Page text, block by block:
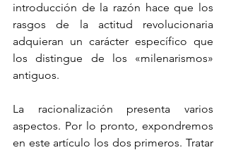
introducción de la razón hace que los
rasgos de la actitud revolucionaria
adquieran un carácter específico que
los distingue de los «milenarismos»
antiguos.
La racionalización presenta varios
aspectos. Por lo pronto, expondremos
en este artículo los dos primeros. Tratar